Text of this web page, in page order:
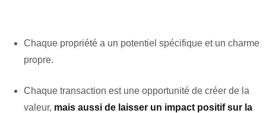
Chaque propriété a un potentiel spécifique et un charme
propre.
Chaque transaction est une opportunité de créer de la
valeur, mais aussi de laisser un impact positif sur la